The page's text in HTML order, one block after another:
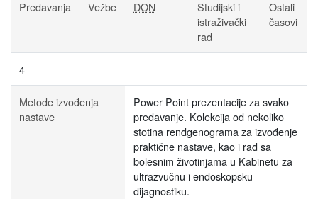
Predavanja Vežbe DON
Studijski i
istraživački
rad
Ostali
časovi
4
Metode izvođenja
nastave
Power Point prezentacije za svako
predavanje. Kolekcija od nekoliko
stotina rendgenograma za izvođenje
praktične nastave, kao i rad sa
bolesnim životinjama u Kabinetu za
ultrazvučnu i endoskopsku
dijagnostiku.